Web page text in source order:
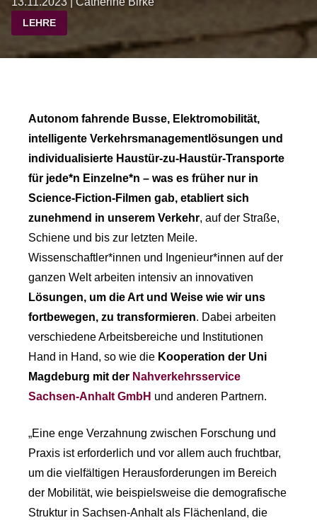
LEHRE
Autonom fahrende Busse, Elektromobilität,
intelligente Verkehrsmanagementlösungen und
individualisierte Haustür-zu-Haustür-Transporte
für jede*n Einzelne*n – was es früher nur in
Science-Fiction-Filmen gab, etabliert sich
zunehmend in unserem Verkehr, auf der Straße,
Schiene und bis zur letzten Meile.
Wissenschaftler*innen und Ingenieur*innen auf der
ganzen Welt arbeiten intensiv an innovativen
Lösungen, um die Art und Weise wie wir uns
fortbewegen, zu transformieren. Dabei arbeiten
verschiedene Arbeitsbereiche und Institutionen
Hand in Hand, so wie die Kooperation der Uni
Magdeburg mit der Nahverkehrsservice
Sachsen-Anhalt GmbH und anderen Partnern.
„Eine enge Verzahnung zwischen Forschung und
Praxis ist erforderlich und vor allem auch fruchtbar,
um die vielfältigen Herausforderungen im Bereich
der Mobilität, wie beispielsweise die demografische
Struktur in Sachsen-Anhalt als Flächenland, die